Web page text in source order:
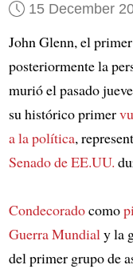
15 December
John Glenn, el
posteriormente la
murió el pasado
su histórico primer
ala política,
Senado de EE.UU.
Condecoradocomo
Guerra Mundialy la
del primer grupo de